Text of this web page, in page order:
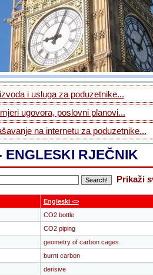
i usluga za poduzetnike...
ugovora, poslovni planovi...
na internetu za poduzetnike...
ENGLESKI RJEČNIK
Prikaži
Engleski <>
CO2 bottle
CO2 piping
geometry of carbon cages
burnt carbon
derisive